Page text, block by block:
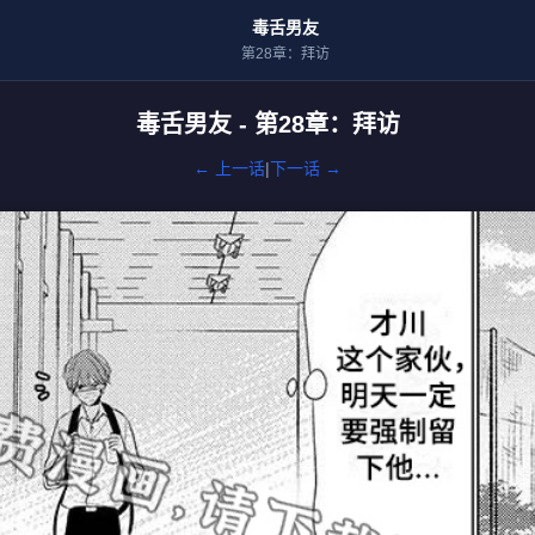
毒舌男友
第28章：拜访
毒舌男友 - 第28章：拜访
← 上一话|下一话 →